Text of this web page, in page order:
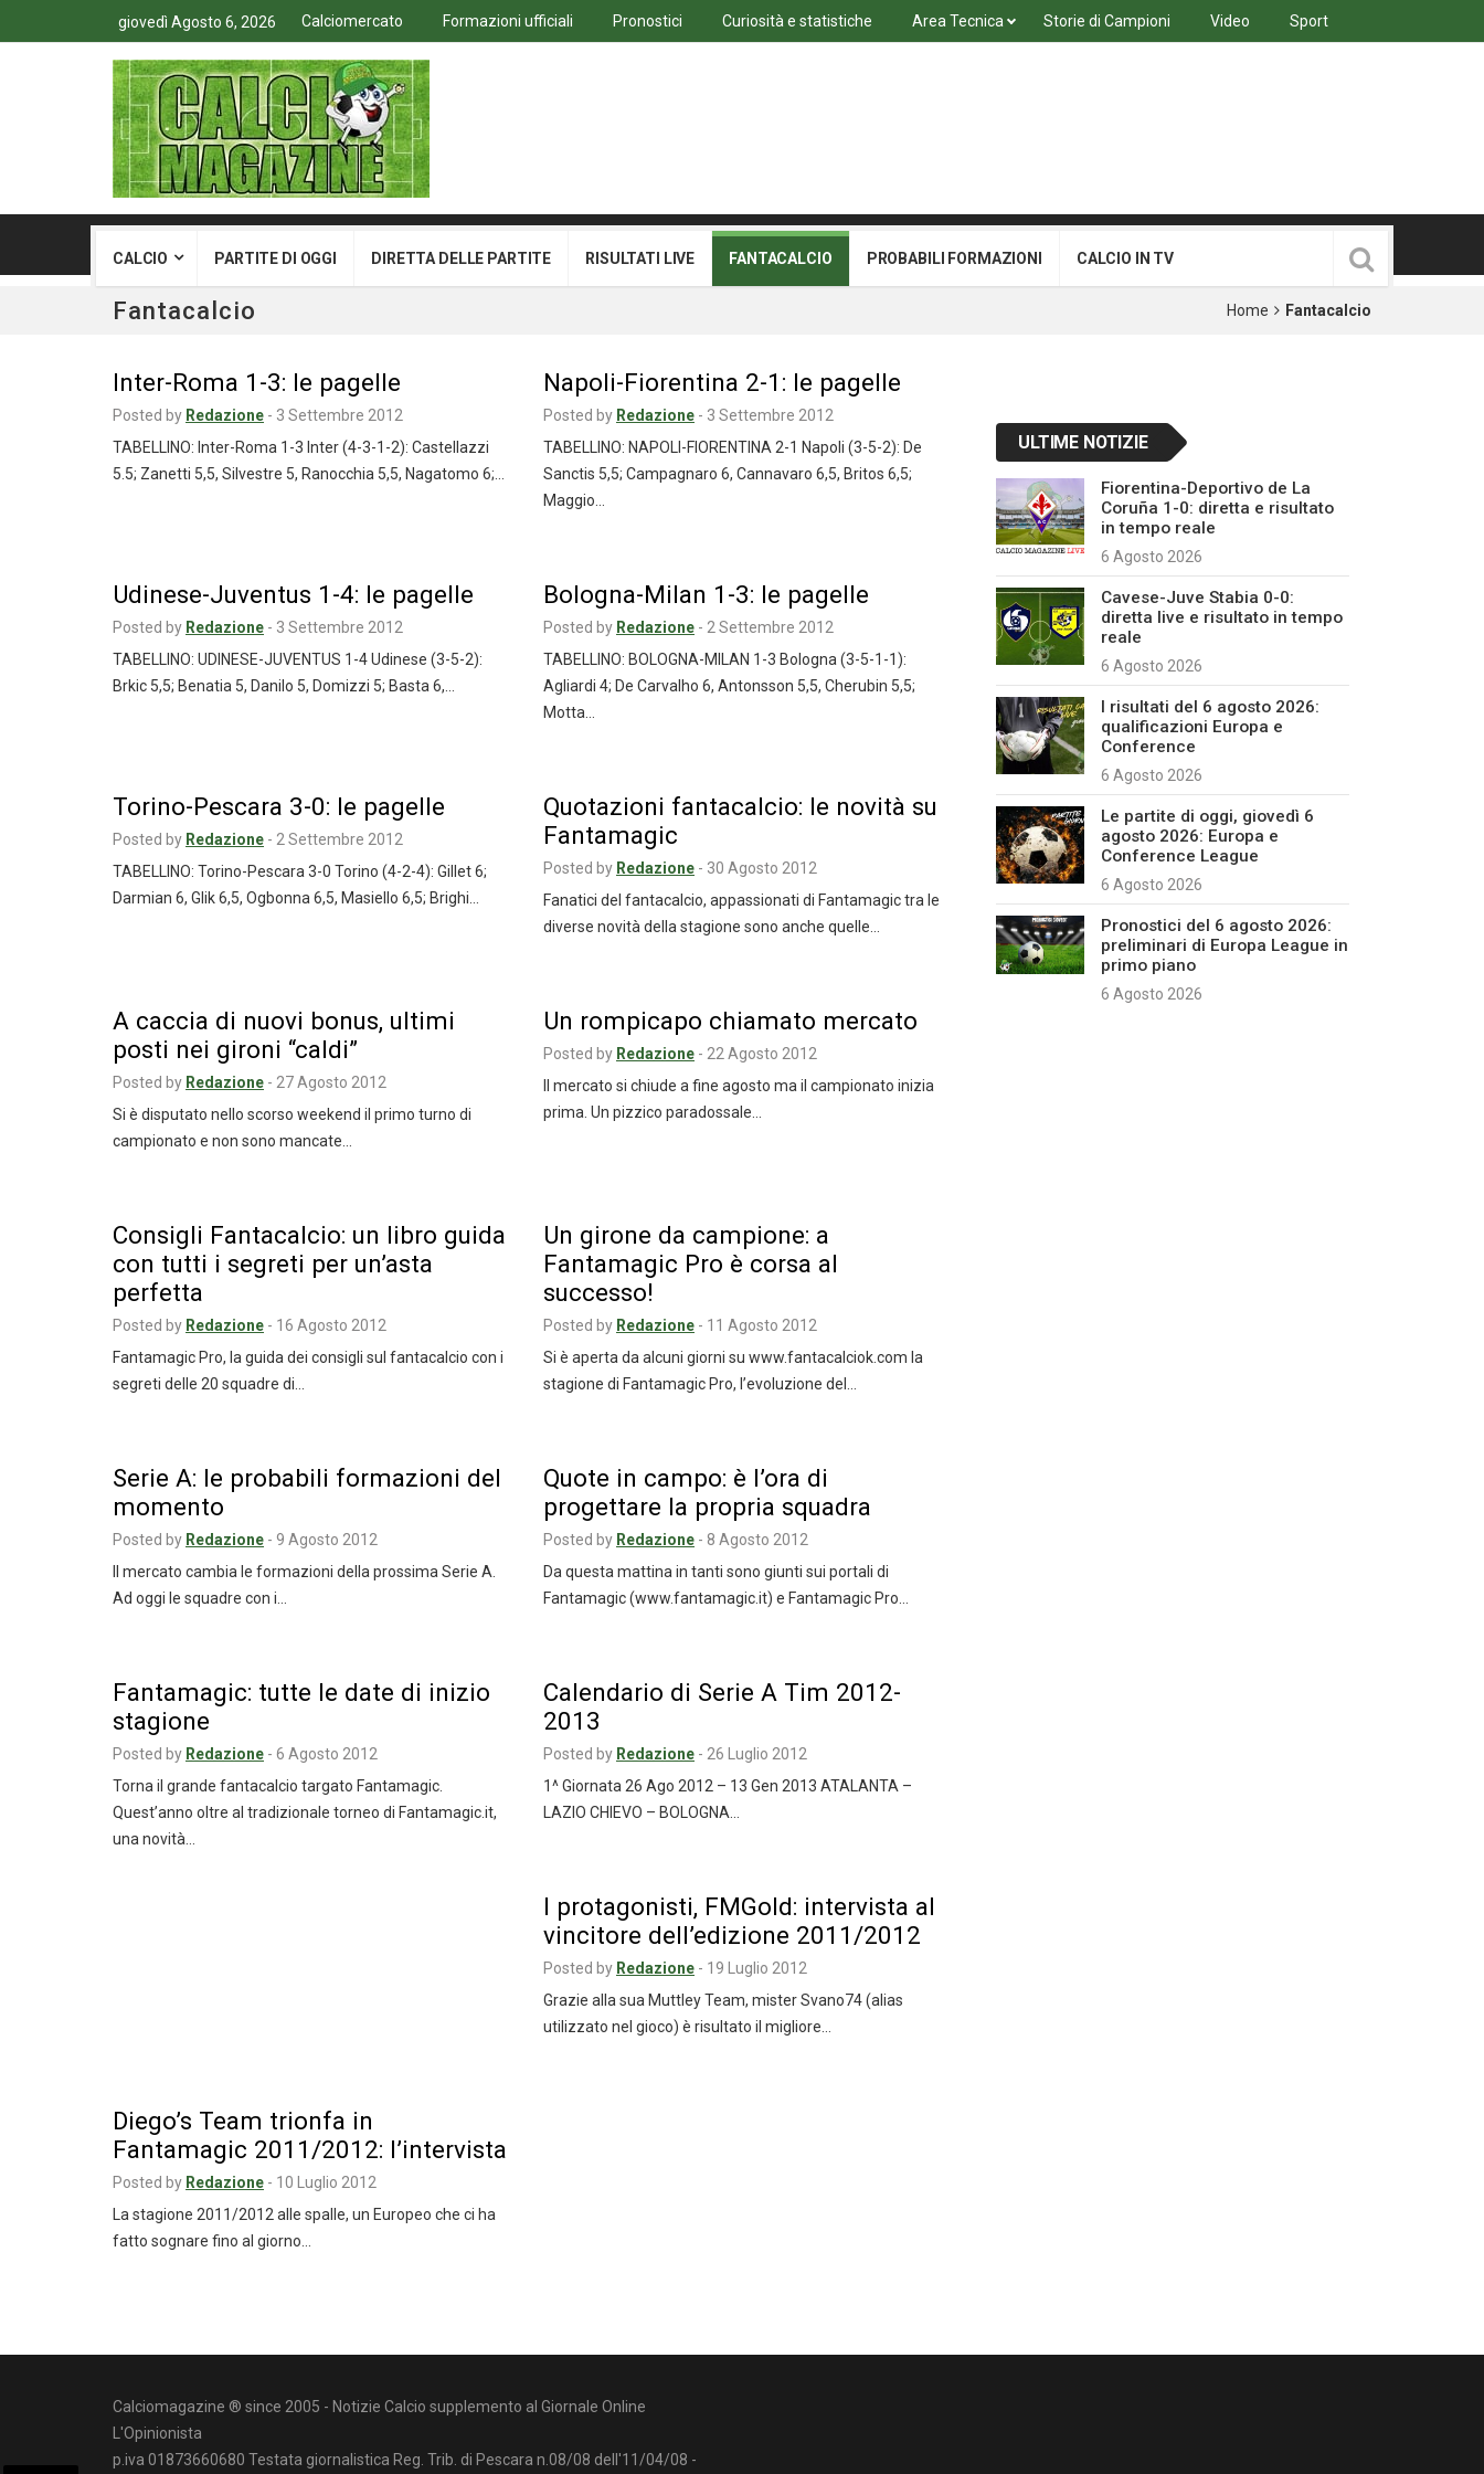
giovedì Agosto 6, 2026 Calciomercato Formazioni ufficiali Pronostici Curiosità e statistiche Area Tecnica Storie di Campioni Video Sport
CALCIO PARTITE DI OGGI DIRETTA DELLE PARTITE RISULTATI LIVE FANTACALCIO PROBABILI FORMAZIONI CALCIO IN TV
Fantacalcio Home Fantacalcio
Inter-Roma 1-3: le pagelle
Posted by Redazione - 3 Settembre 2012
TABELLINO: Inter-Roma 1-3 Inter (4-3-1-2): Castellazzi
5.5; Zanetti 5,5, Silvestre 5, Ranocchia 5,5, Nagatomo 6;…
Napoli-Fiorentina 2-1: le pagelle
Posted by Redazione - 3 Settembre 2012
TABELLINO: NAPOLI-FIORENTINA 2-1 Napoli (3-5-2): De
Sanctis 5,5; Campagnaro 6, Cannavaro 6,5, Britos 6,5;
Maggio…
Udinese-Juventus 1-4: le pagelle
Posted by Redazione - 3 Settembre 2012
TABELLINO: UDINESE-JUVENTUS 1-4 Udinese (3-5-2):
Brkic 5,5; Benatia 5, Danilo 5, Domizzi 5; Basta 6,…
Bologna-Milan 1-3: le pagelle
Posted by Redazione - 2 Settembre 2012
TABELLINO: BOLOGNA-MILAN 1-3 Bologna (3-5-1-1):
Agliardi 4; De Carvalho 6, Antonsson 5,5, Cherubin 5,5;
Motta…
Torino-Pescara 3-0: le pagelle
Posted by Redazione - 2 Settembre 2012
TABELLINO: Torino-Pescara 3-0 Torino (4-2-4): Gillet 6;
Darmian 6, Glik 6,5, Ogbonna 6,5, Masiello 6,5; Brighi…
Quotazioni fantacalcio: le novità su
Fantamagic
Posted by Redazione - 30 Agosto 2012
Fanatici del fantacalcio, appassionati di Fantamagic tra le
diverse novità della stagione sono anche quelle…
A caccia di nuovi bonus, ultimi
posti nei gironi “caldi”
Posted by Redazione - 27 Agosto 2012
Si è disputato nello scorso weekend il primo turno di
campionato e non sono mancate…
Un rompicapo chiamato mercato
Posted by Redazione - 22 Agosto 2012
Il mercato si chiude a fine agosto ma il campionato inizia
prima. Un pizzico paradossale…
Consigli Fantacalcio: un libro guida
con tutti i segreti per un’asta
perfetta
Posted by Redazione - 16 Agosto 2012
Fantamagic Pro, la guida dei consigli sul fantacalcio con i
segreti delle 20 squadre di…
Un girone da campione: a
Fantamagic Pro è corsa al
successo!
Posted by Redazione - 11 Agosto 2012
Si è aperta da alcuni giorni su www.fantacalciok.com la
stagione di Fantamagic Pro, l’evoluzione del…
Serie A: le probabili formazioni del
momento
Posted by Redazione - 9 Agosto 2012
Il mercato cambia le formazioni della prossima Serie A.
Ad oggi le squadre con i…
Quote in campo: è l’ora di
progettare la propria squadra
Posted by Redazione - 8 Agosto 2012
Da questa mattina in tanti sono giunti sui portali di
Fantamagic (www.fantamagic.it) e Fantamagic Pro…
Fantamagic: tutte le date di inizio
stagione
Posted by Redazione - 6 Agosto 2012
Torna il grande fantacalcio targato Fantamagic.
Quest’anno oltre al tradizionale torneo di Fantamagic.it,
una novità…
Calendario di Serie A Tim 2012-
2013
Posted by Redazione - 26 Luglio 2012
1^ Giornata 26 Ago 2012 – 13 Gen 2013 ATALANTA –
LAZIO CHIEVO – BOLOGNA…
I protagonisti, FMGold: intervista al
vincitore dell’edizione 2011/2012
Posted by Redazione - 19 Luglio 2012
Grazie alla sua Muttley Team, mister Svano74 (alias
utilizzato nel gioco) è risultato il migliore…
Diego’s Team trionfa in
Fantamagic 2011/2012: l’intervista
Posted by Redazione - 10 Luglio 2012
La stagione 2011/2012 alle spalle, un Europeo che ci ha
fatto sognare fino al giorno…
articoli
ULTIME NOTIZIE
Fiorentina-Deportivo de La
Coruña 1-0: diretta e risultato
in tempo reale
6 Agosto 2026
Cavese-Juve Stabia 0-0:
diretta live e risultato in tempo
reale
6 Agosto 2026
I risultati del 6 agosto 2026:
qualificazioni Europa e
Conference
6 Agosto 2026
Le partite di oggi, giovedì 6
agosto 2026: Europa e
Conference League
6 Agosto 2026
Pronostici del 6 agosto 2026:
preliminari di Europa League in
primo piano
6 Agosto 2026
Calciomagazine ® since 2005 - Notizie Calcio supplemento al Giornale Online
L'Opinionista
p.iva 01873660680 Testata giornalistica Reg. Trib. di Pescara n.08/08 dell'11/04/08 -